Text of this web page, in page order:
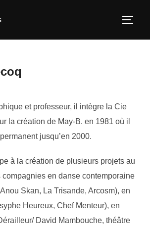
et professeur, il intègre la Cie
la création de May-B. en 1981 où il
jusqu’en 2000.
à la création de plusieurs projets au
en danse contemporaine
Skan, La Trisande, Arcosm), en
Heureux, Chef Menteur), en
David Mambouche, théâtre